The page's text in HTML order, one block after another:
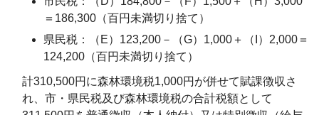
＝186,300（百円未満切り捨て）
県民税：（E）123,200－（G）1,000＋（I）2,000＝
124,200（百円未満切り捨て）
計310,500円に森林環境税1,000円が併せて賦課徴収さ
れ、市・県民税及び森林環境税の合計税額として